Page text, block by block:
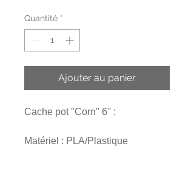
Quantité *
Ajouter au panier
Cache pot ''Corn'' 6'' :
Matériel : PLA/Plastique